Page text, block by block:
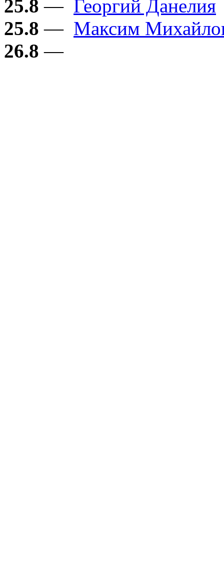
25.8 — Георгий Данелия
25.8 — Максим
26.8 —